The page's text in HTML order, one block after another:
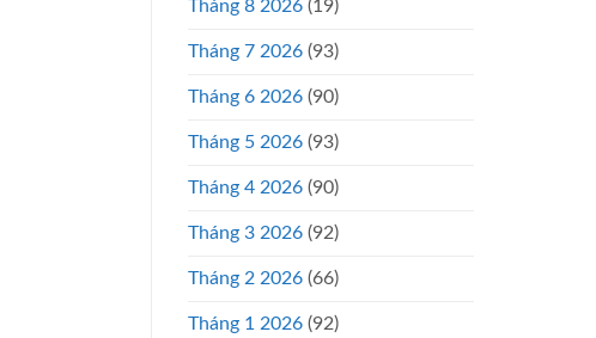
Tháng 8 2026 (19)
Tháng 7 2026 (93)
Tháng 6 2026 (90)
Tháng 5 2026 (93)
Tháng 4 2026 (90)
Tháng 3 2026 (92)
Tháng 2 2026 (66)
Tháng 1 2026 (92)